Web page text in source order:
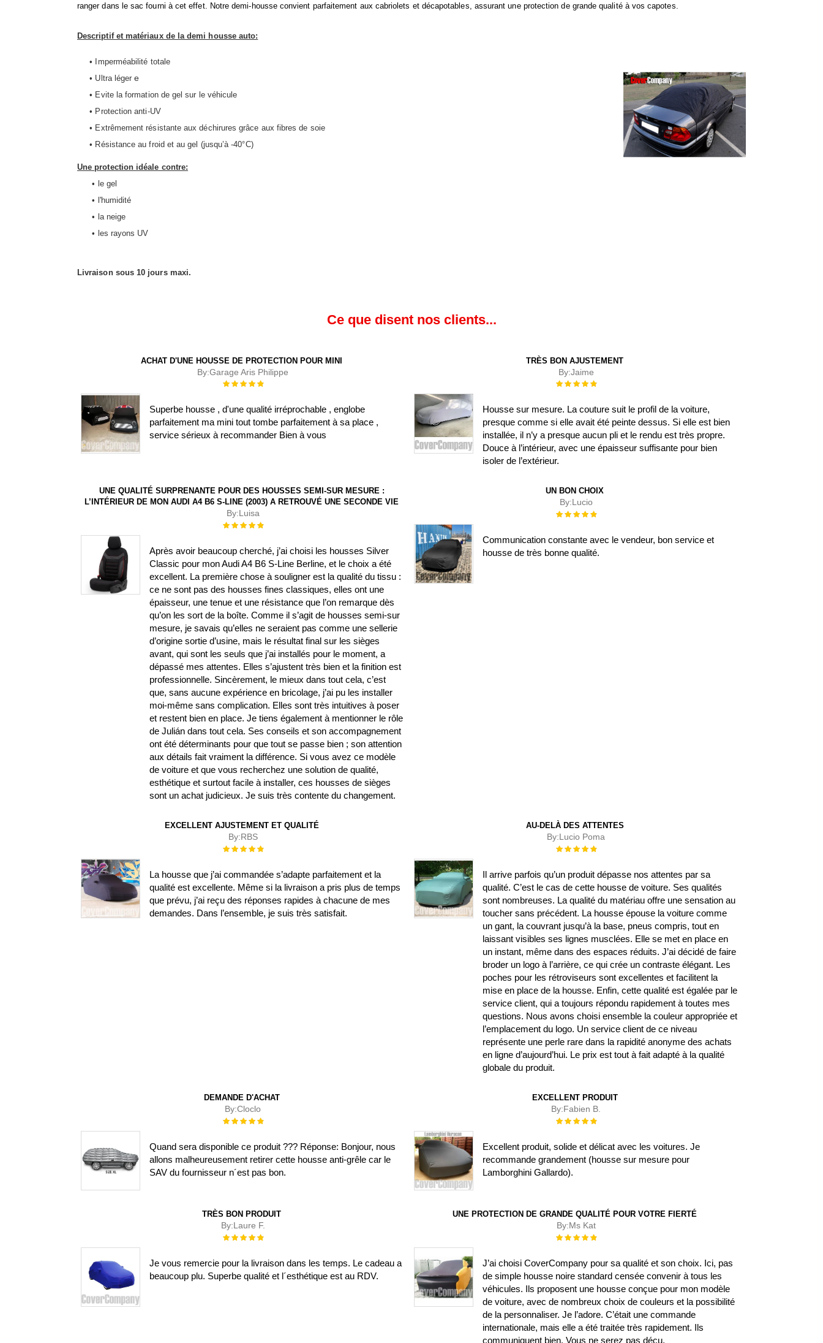
ranger dans le sac fourni à cet effet. Notre demi-housse convient parfaitement aux cabriolets et décapotables, assurant une protection de grande qualité à vos capotes.
Descriptif et matériaux de la demi housse auto:
• Imperméabilité totale
• Ultra léger e
• Evite la formation de gel sur le véhicule
• Protection anti-UV
• Extrêmement résistante aux déchirures grâce aux fibres de soie
• Résistance au froid et au gel (jusqu’à -40°C)
Une protection idéale contre:
• le gel
• l'humidité
• la neige
• les rayons UV
Livraison sous 10 jours maxi.
Ce que disent nos clients...
ACHAT D'UNE HOUSSE DE PROTECTION POUR MINI
By:Garage Aris Philippe
Évaluation :
Superbe housse , d'une qualité irréprochable , englobe
parfaitement ma mini tout tombe parfaitement à sa place ,
service sérieux à recommander Bien à vous
TRÈS BON AJUSTEMENT
By:Jaime
Évaluation :
Housse sur mesure. La couture suit le profil de la voiture,
presque comme si elle avait été peinte dessus. Si elle est bien
installée, il n’y a presque aucun pli et le rendu est très propre.
Douce à l’intérieur, avec une épaisseur suffisante pour bien
isoler de l’extérieur.
UNE QUALITÉ SURPRENANTE POUR DES HOUSSES SEMI-SUR MESURE :
L’INTÉRIEUR DE MON AUDI A4 B6 S-LINE (2003) A RETROUVÉ UNE SECONDE VIE
By:Luisa
Évaluation :
Après avoir beaucoup cherché, j’ai choisi les housses Silver
Classic pour mon Audi A4 B6 S-Line Berline, et le choix a été
excellent. La première chose à souligner est la qualité du tissu :
ce ne sont pas des housses fines classiques, elles ont une
épaisseur, une tenue et une résistance que l’on remarque dès
qu’on les sort de la boîte. Comme il s’agit de housses semi-sur
mesure, je savais qu’elles ne seraient pas comme une sellerie
d’origine sortie d’usine, mais le résultat final sur les sièges
avant, qui sont les seuls que j’ai installés pour le moment, a
dépassé mes attentes. Elles s’ajustent très bien et la finition est
professionnelle. Sincèrement, le mieux dans tout cela, c’est
que, sans aucune expérience en bricolage, j’ai pu les installer
moi-même sans complication. Elles sont très intuitives à poser
et restent bien en place. Je tiens également à mentionner le rôle
de Julián dans tout cela. Ses conseils et son accompagnement
ont été déterminants pour que tout se passe bien ; son attention
aux détails fait vraiment la différence. Si vous avez ce modèle
de voiture et que vous recherchez une solution de qualité,
esthétique et surtout facile à installer, ces housses de sièges
sont un achat judicieux. Je suis très contente du changement.
UN BON CHOIX
By:Lucio
Évaluation :
Communication constante avec le vendeur, bon service et
housse de très bonne qualité.
EXCELLENT AJUSTEMENT ET QUALITÉ
By:RBS
Évaluation :
La housse que j’ai commandée s’adapte parfaitement et la
qualité est excellente. Même si la livraison a pris plus de temps
que prévu, j’ai reçu des réponses rapides à chacune de mes
demandes. Dans l’ensemble, je suis très satisfait.
AU-DELÀ DES ATTENTES
By:Lucio Poma
Évaluation :
Il arrive parfois qu’un produit dépasse nos attentes par sa
qualité. C’est le cas de cette housse de voiture. Ses qualités
sont nombreuses. La qualité du matériau offre une sensation au
toucher sans précédent. La housse épouse la voiture comme
un gant, la couvrant jusqu’à la base, pneus compris, tout en
laissant visibles ses lignes musclées. Elle se met en place en
un instant, même dans des espaces réduits. J’ai décidé de faire
broder un logo à l’arrière, ce qui crée un contraste élégant. Les
poches pour les rétroviseurs sont excellentes et facilitent la
mise en place de la housse. Enfin, cette qualité est égalée par le
service client, qui a toujours répondu rapidement à toutes mes
questions. Nous avons choisi ensemble la couleur appropriée et
l’emplacement du logo. Un service client de ce niveau
représente une perle rare dans la rapidité anonyme des achats
en ligne d’aujourd’hui. Le prix est tout à fait adapté à la qualité
globale du produit.
DEMANDE D'ACHAT
By:Cloclo
Évaluation :
Quand sera disponible ce produit ??? Réponse: Bonjour, nous
allons malheureusement retirer cette housse anti-grêle car le
SAV du fournisseur n´est pas bon.
EXCELLENT PRODUIT
By:Fabien B.
Évaluation :
Excellent produit, solide et délicat avec les voitures. Je
recommande grandement (housse sur mesure pour
Lamborghini Gallardo).
TRÈS BON PRODUIT
By:Laure F.
Évaluation :
Je vous remercie pour la livraison dans les temps. Le cadeau a
beaucoup plu. Superbe qualité et l´esthétique est au RDV.
UNE PROTECTION DE GRANDE QUALITÉ POUR VOTRE FIERTÉ
By:Ms Kat
Évaluation :
J’ai choisi CoverCompany pour sa qualité et son choix. Ici, pas
de simple housse noire standard censée convenir à tous les
véhicules. Ils proposent une housse conçue pour mon modèle
de voiture, avec de nombreux choix de couleurs et la possibilité
de la personnaliser. Je l’adore. C’était une commande
internationale, mais elle a été traitée très rapidement. Ils
communiquent bien. Vous ne serez pas déçu.